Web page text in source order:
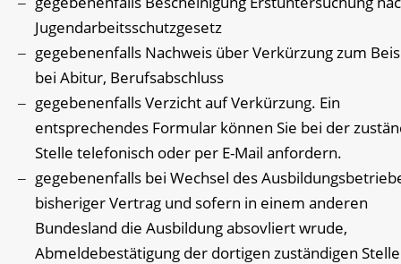
Jugendarbeitsschutzgesetz
gegebenenfalls Nachweis über Verkürzung zum
bei Abitur, Berufsabschluss
gegebenenfallsVerzicht auf Verkürzung. Ein
entsprechendes Formular können Sie bei der
Stelle telefonisch oder per E-Mail anfordern.
gegebenenfalls bei Wechsel des
bisheriger Vertrag und sofern in einem anderen
Bundesland die Ausbildung absovliert wrude,
Abmeldebestätigung der dortigen zuständigen